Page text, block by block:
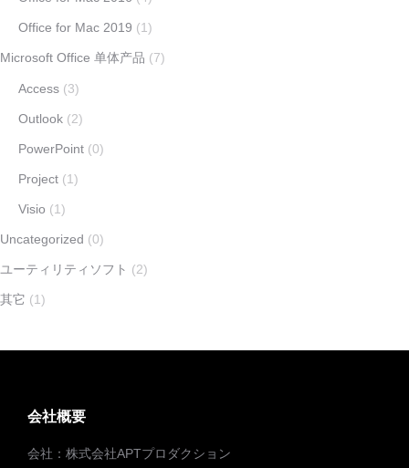
Office for Mac 2019 (1)
Microsoft Office 单体产品 (7)
Access (3)
Outlook (2)
PowerPoint (0)
Project (1)
Visio (1)
Uncategorized (0)
ユーティリティソフト (2)
其它 (1)
会社概要
会社：株式会社APTプロダクション